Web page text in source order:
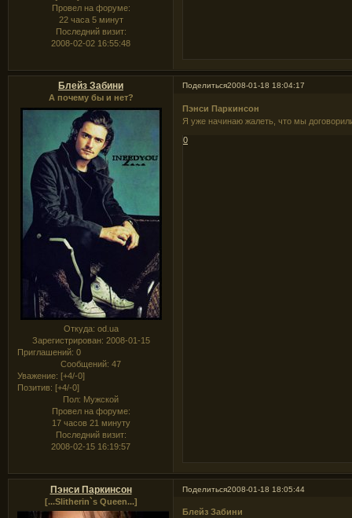
Провел на форуме:
22 часа 5 минут
Последний визит:
2008-02-02 16:55:48
Поделиться2008-01-18 18:04:17
Блейз Забини
А почему бы и нет?
Откуда: od.ua
Зарегистрирован: 2008-01-15
Приглашений: 0
Сообщений: 47
Уважение: [+4/-0]
Позитив: [+4/-0]
Пол: Мужской
Провел на форуме:
17 часов 21 минуту
Последний визит:
2008-02-15 16:19:57
Пэнси Паркинсон
Я уже начинаю жалеть, что мы
0
Поделиться2008-01-18 18:05:44
Пэнси Паркинсон
[...Slitherin`s Queen...]
Блейз Забини